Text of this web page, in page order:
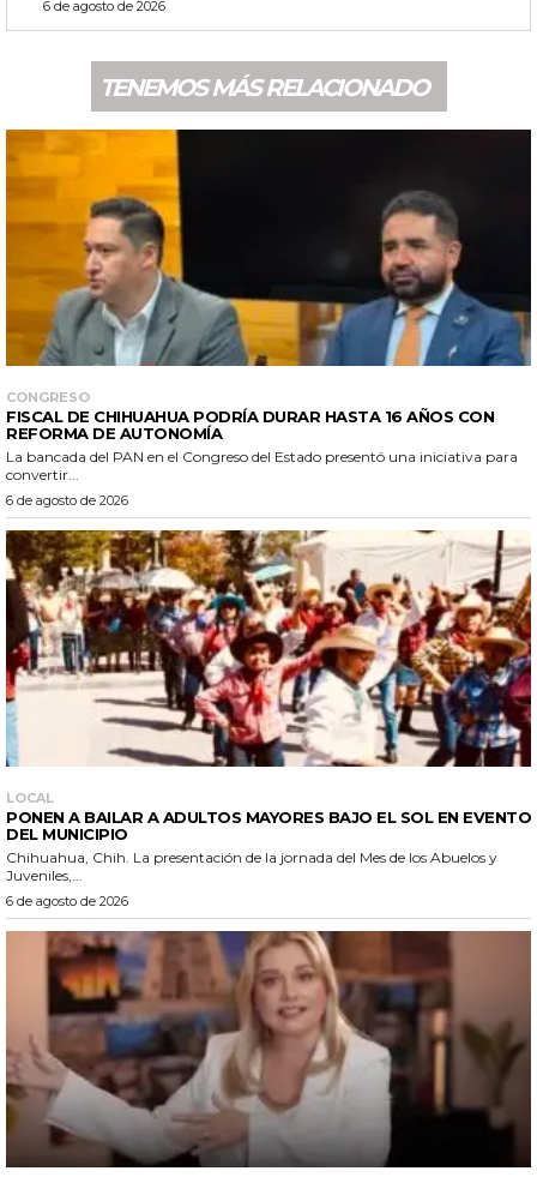
6 de agosto de 2026
TENEMOS MÁS RELACIONADO
CONGRESO
FISCAL DE CHIHUAHUA PODRÍA DURAR HASTA 16 AÑOS CON
REFORMA DE AUTONOMÍA
La bancada del PAN en el Congreso del Estado presentó una iniciativa para
convertir...
6 de agosto de 2026
LOCAL
PONEN A BAILAR A ADULTOS MAYORES BAJO EL SOL EN EVENTO
DEL MUNICIPIO
Chihuahua, Chih. La presentación de la jornada del Mes de los Abuelos y
Juveniles,...
6 de agosto de 2026